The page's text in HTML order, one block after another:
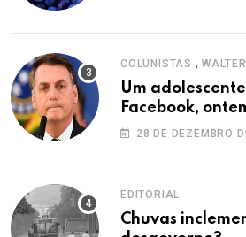
COLUNISTAS ,
Um
Facebook,
28 DE DEZEMBRO
EDITORIAL
Chuvas